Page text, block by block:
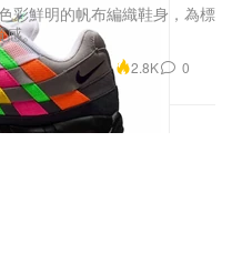
彩鮮明的帆布編織鞋身，為標
感。
2.8K 0